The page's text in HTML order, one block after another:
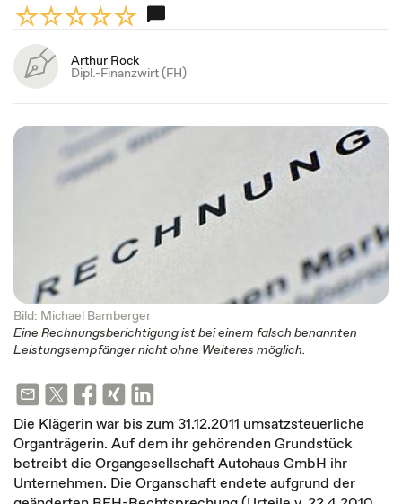
Arthur Röck
Dipl.-Finanzwirt (FH)
Bild: Michael Bamberger
Eine Rechnungsberichtigung ist bei einem falsch benannten
Leistungsempfänger nicht ohne Weiteres möglich.
Die Klägerin war bis zum 31.12.2011 umsatzsteuerliche
Organträgerin. Auf dem ihr gehörenden Grundstück
betreibt die Organgesellschaft Autohaus GmbH ihr
Unternehmen. Die Organschaft endete aufgrund der